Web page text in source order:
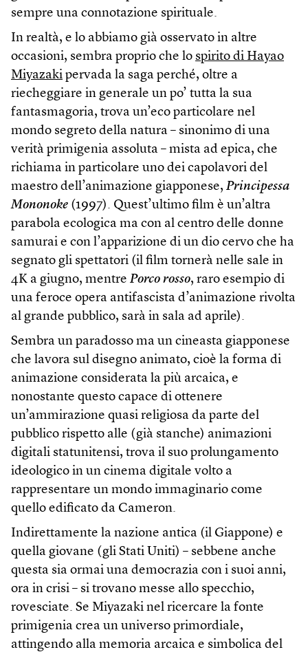
sempre una connotazione spirituale.
In realtà, e lo abbiamo già osservato in altre
occasioni, sembra proprio che lo spirito di Hayao
Miyazaki pervada la saga perché, oltre a
riecheggiare in generale un po’ tutta la sua
fantasmagoria, trova un’eco particolare nel
mondo segreto della natura – sinonimo di una
verità primigenia assoluta – mista ad epica, che
richiama in particolare uno dei capolavori del
maestro dell’animazione giapponese, Principessa
Mononoke (1997). Quest’ultimo film è un’altra
parabola ecologica ma con al centro delle donne
samurai e con l’apparizione di un dio cervo che ha
segnato gli spettatori (il film tornerà nelle sale in
4K a giugno, mentre Porco rosso, raro esempio di
una feroce opera antifascista d’animazione rivolta
al grande pubblico, sarà in sala ad aprile).
Sembra un paradosso ma un cineasta giapponese
che lavora sul disegno animato, cioè la forma di
animazione considerata la più arcaica, e
nonostante questo capace di ottenere
un’ammirazione quasi religiosa da parte del
pubblico rispetto alle (già stanche) animazioni
digitali statunitensi, trova il suo prolungamento
ideologico in un cinema digitale volto a
rappresentare un mondo immaginario come
quello edificato da Cameron.
Indirettamente la nazione antica (il Giappone) e
quella giovane (gli Stati Uniti) – sebbene anche
questa sia ormai una democrazia con i suoi anni,
ora in crisi – si trovano messe allo specchio,
rovesciate. Se Miyazaki nel ricercare la fonte
primigenia crea un universo primordiale,
attingendo alla memoria arcaica e simbolica del